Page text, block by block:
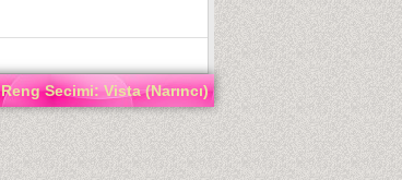
Reng Secimi: Vista (Narıncı)